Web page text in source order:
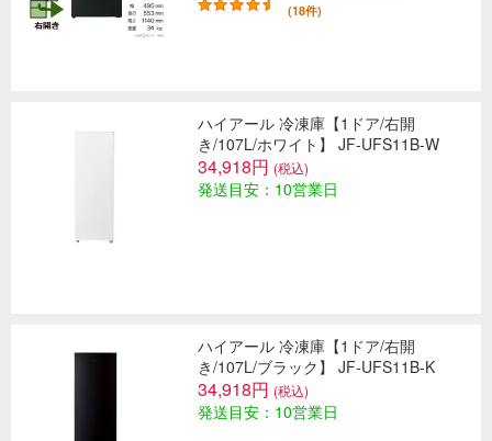
(18件)
ハイアール 冷凍庫【1ドア/右開
き/107L/ホワイト】 JF-UFS11B-W
34,918円 (税込)
発送目安：10営業日
ハイアール 冷凍庫【1ドア/右開
き/107L/ブラック】 JF-UFS11B-K
34,918円 (税込)
発送目安：10営業日